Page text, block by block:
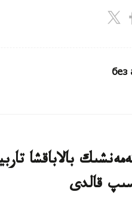
без
بالاباقشا
قالدى